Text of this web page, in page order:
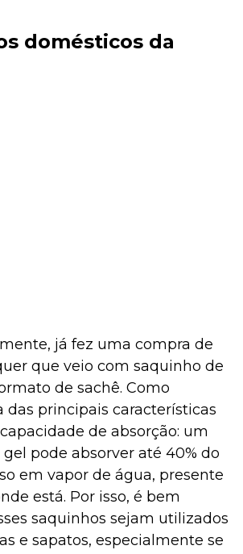
domésticos da
já fez uma compra de
que veio com saquinho de
de sachê. Como
das principais características
de absorção: um
pode absorver até 40% do
em vapor de água, presente
está. Por isso, é bem
saquinhos sejam utilizados
e sapatos, especialmente se